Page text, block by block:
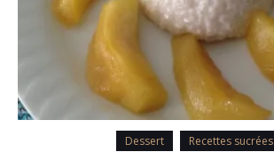
Dessert Recettes sucrées